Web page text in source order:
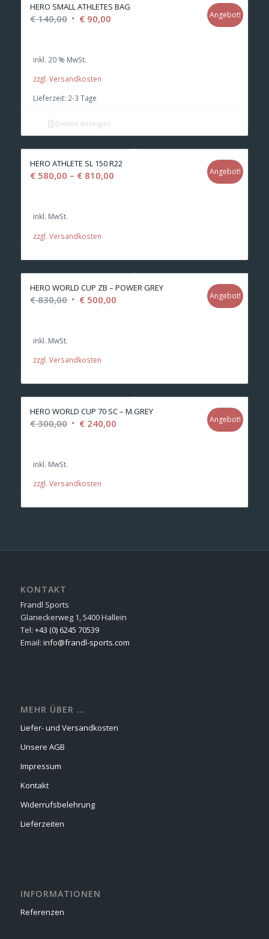
HERO SMALL ATHLETES BAG
€140,00 Ursprünglicher
€ 140,00
€90,00Aktueller
Angebot!
inkl. 20 % MwSt.
zzgl. Versandkosten
Lieferzeit: 2-3 Tage
Details anzeigen
HERO ATHLETE SL 150 R22
€580,00 – €810,00 Angebot!
inkl. MwSt.
zzgl. Versandkosten
HERO WORLD CUP ZB – POWER GREY
€830,00 Ursprünglicher
€500,00Aktueller
Angebot!
inkl. MwSt.
zzgl. Versandkosten
HERO WORLD CUP 70 SC – M.GREY
€300,00 Ursprünglicher
€240,00Aktueller
Angebot!
inkl. MwSt.
zzgl. Versandkosten
KONTAKT
Frandl Sports
Glaneckerweg 1, 5400 Hallein
Tel: +43 (0) 6245 70539
Email: info@frandl-sports.com
MEHR ÜBER …
Liefer- und Versandkosten
Unsere AGB
Impressum
Kontakt
Widerrufsbelehrung
Lieferzeiten
INFORMATIONEN
Referenzen